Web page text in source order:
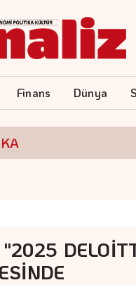
Finans Dünya
"2025